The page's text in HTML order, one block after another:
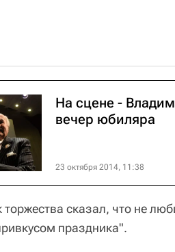
На сцене -
вечер юбиляра
23 октября 2014, 11:38
сказал, что не
праздника".